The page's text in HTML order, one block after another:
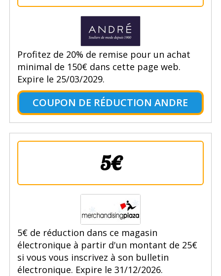
Profitez de 20% de remise pour un achat
minimal de 150€ dans cette page web.
Expire le 25/03/2029.
COUPON DE RÉDUCTION ANDRE
5€
5€ de réduction dans ce magasin
électronique à partir d'un montant de 25€
si vous vous inscrivez à son bulletin
électronique. Expire le 31/12/2026.